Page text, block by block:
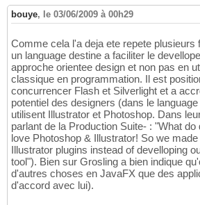
bouye, le 03/06/2009 à 00h29
Comme cela l'a deja ete repete plusieurs
un language destine a faciliter le
approche orientee design et non pas en
classique en programmation. Il est
concurrencer Flash et Silverlight et a
potentiel des designers (dans le
utilisent Illustrator et Photoshop. Dans
parlant de la Production Suite- : "What
love Photoshop & Illustrator! So we
Illustrator plugins instead of develloping
tool"). Bien sur Grosling a bien indique
d'autres choses en JavaFX que des
d'accord avec lui).